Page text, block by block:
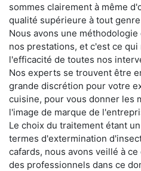
sommes clairement à même
qualité supérieure à tout
Nous avons une
nos prestations, et c'est ce
l'efficacité de toutes nos
Nos experts se trouvent être
grande discrétion pour votre
cuisine, pour vous donner les
l'image de marque de
Le choix du traitement étant
termes d'extermination
cafards, nous avons veillé à
des professionnels dans ce